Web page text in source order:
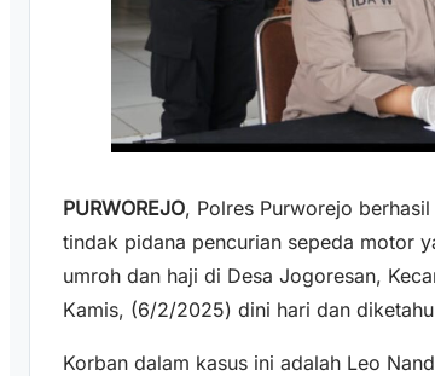
PURWOREJO, Polres Purworejo
tindak pidana pencurian sepeda motor
umroh dan haji di Desa Jogoresan,
Kamis, (6/2/2025) dini hari dan
Korban dalam kasus ini adalah Leo